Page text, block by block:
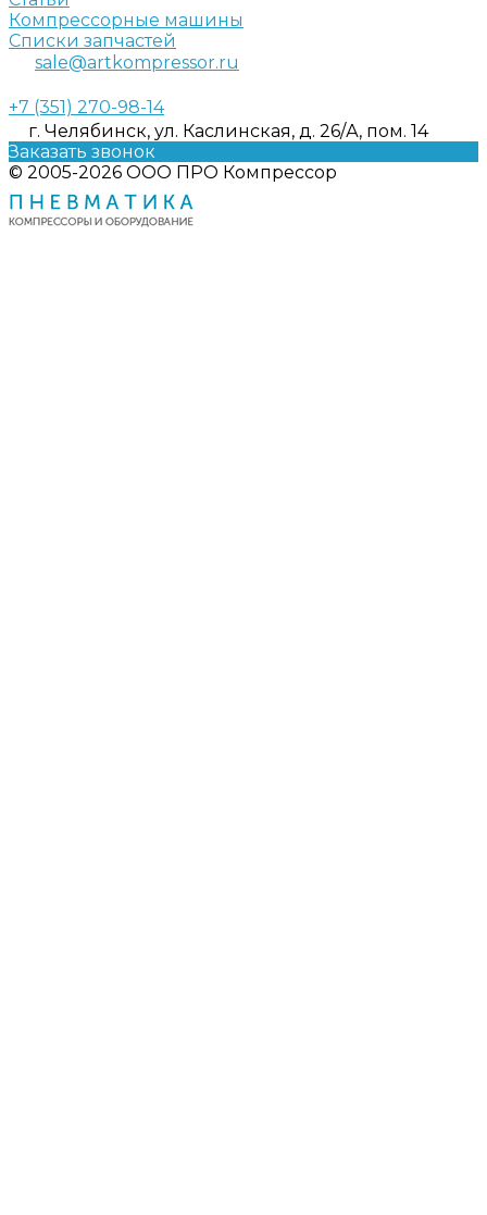
Компрессорные машины
Списки запчастей
sale@artkompressor.ru
+7 (351) 270-98-14
г. Челябинск, ул. Каслинская, д. 26/А, пом. 14
Заказать звонок
© 2005-2026 ООО ПРО Компрессор